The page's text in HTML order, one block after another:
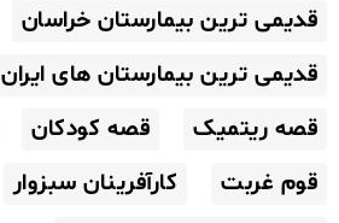
قدیمی ترین بیمارستان خراسان
قدیمی ترین بیمارستان های ایران
قصه ریتمیک
قصه کودکان
قوم غربت
کارآفرینان سبزوار